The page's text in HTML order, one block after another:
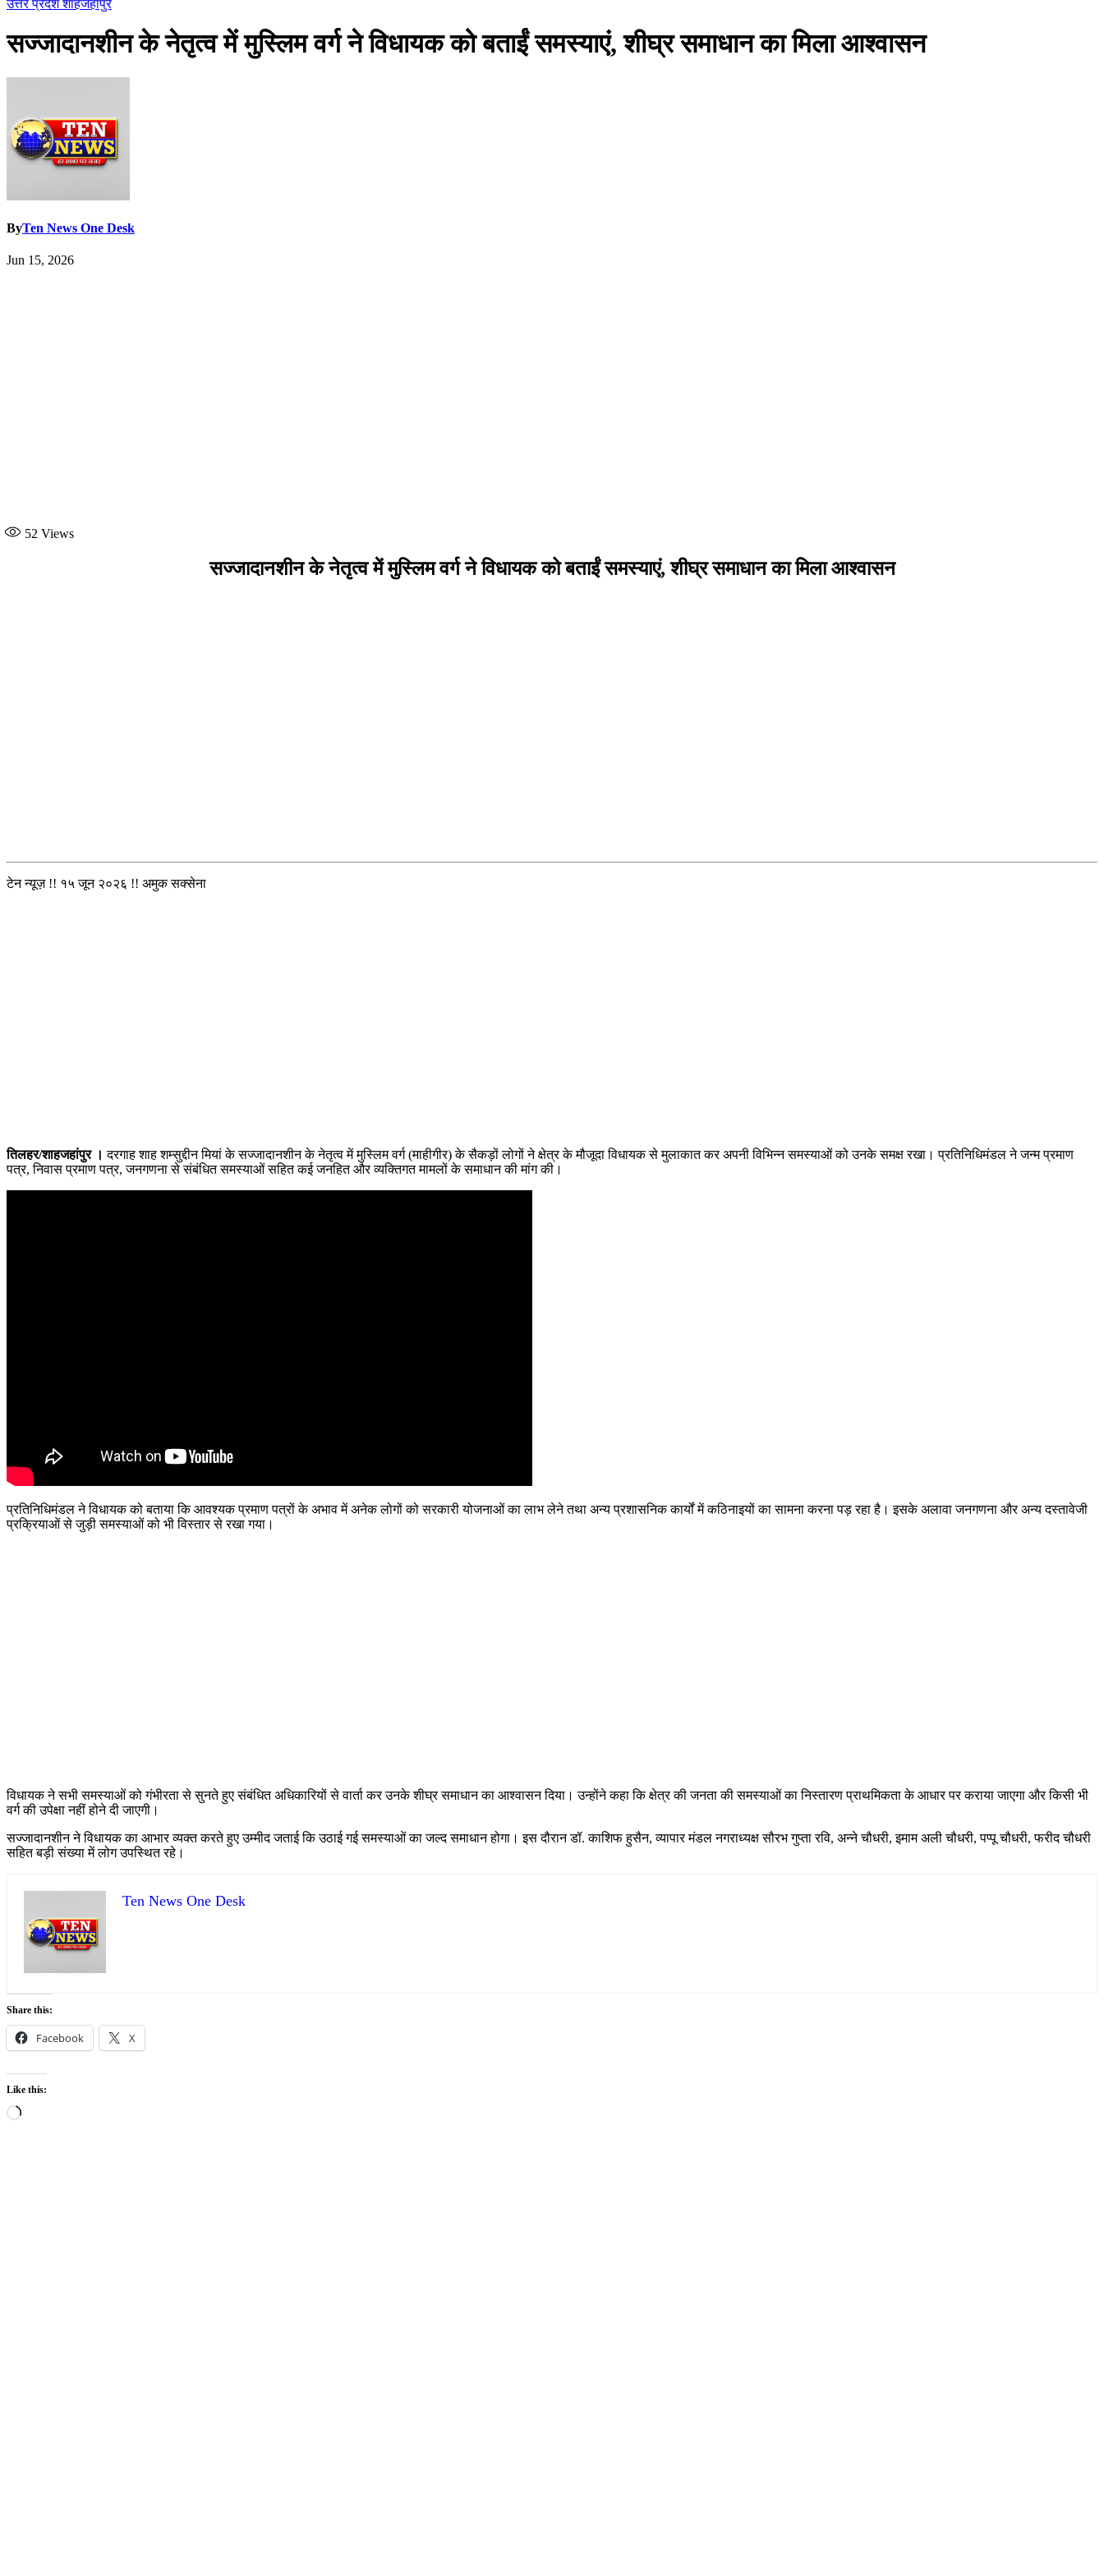
उत्तर प्रदेशशाहजहांपुर
सज्जादानशीन के नेतृत्व में मुस्लिम वर्ग ने विधायक को बताईं समस्याएं, शीघ्र समाधान का मिला आश्वासन
ByTen News One Desk
Jun 15, 2026
52 Views
सज्जादानशीन के नेतृत्व में मुस्लिम वर्ग ने विधायक को बताईं समस्याएं, शीघ्र समाधान का मिला आश्वासन
टेन न्यूज़ !! १५ जून २०२६ !! अमुक सक्सेना
तिलहर/शाहजहांपुर । दरगाह शाह शम्सुद्दीन मियां के सज्जादानशीन के नेतृत्व में मुस्लिम वर्ग (माहीगीर) के सैकड़ों लोगों ने क्षेत्र के मौजूदा विधायक से मुलाकात कर अपनी विभिन्न समस्याओं को उनके समक्ष रखा। प्रतिनिधिमंडल ने जन्म प्रमाण
पत्र, निवास प्रमाण पत्र, जनगणना से संबंधित समस्याओं सहित कई जनहित और व्यक्तिगत मामलों के समाधान की मांग की।
प्रतिनिधिमंडल ने विधायक को बताया कि आवश्यक प्रमाण पत्रों के अभाव में अनेक लोगों को सरकारी योजनाओं का लाभ लेने तथा अन्य प्रशासनिक कार्यों में कठिनाइयों का सामना करना पड़ रहा है। इसके अलावा जनगणना और अन्य दस्तावेजी
प्रक्रियाओं से जुड़ी समस्याओं को भी विस्तार से रखा गया।
विधायक ने सभी समस्याओं को गंभीरता से सुनते हुए संबंधित अधिकारियों से वार्ता कर उनके शीघ्र समाधान का आश्वासन दिया। उन्होंने कहा कि क्षेत्र की जनता की समस्याओं का निस्तारण प्राथमिकता के आधार पर कराया जाएगा और किसी भी
वर्ग की उपेक्षा नहीं होने दी जाएगी।
सज्जादानशीन ने विधायक का आभार व्यक्त करते हुए उम्मीद जताई कि उठाई गई समस्याओं का जल्द समाधान होगा। इस दौरान डॉ. काशिफ हुसैन, व्यापार मंडल नगराध्यक्ष सौरभ गुप्ता रवि, अन्ने चौधरी, इमाम अली चौधरी, पप्पू चौधरी, फरीद चौधरी
सहित बड़ी संख्या में लोग उपस्थित रहे।
Ten News One Desk
Share this:
Facebook X
Like this:
Loading…